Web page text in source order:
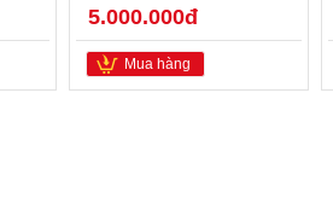
5.000.000đ
Mua hàng